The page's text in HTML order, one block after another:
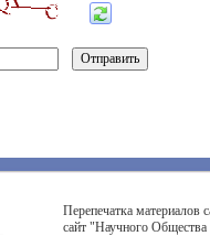
Перепечатка материалов
сайт "Научного